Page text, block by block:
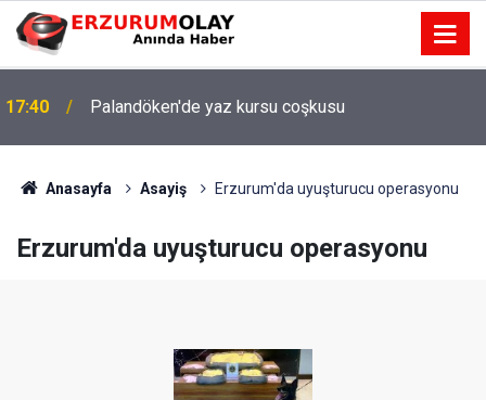
17:40 Palandöken'de yaz kursu coşkusu
Anasayfa Asayiş Erzurum'da uyuşturucu operasyonu
Erzurum'da uyuşturucu operasyonu